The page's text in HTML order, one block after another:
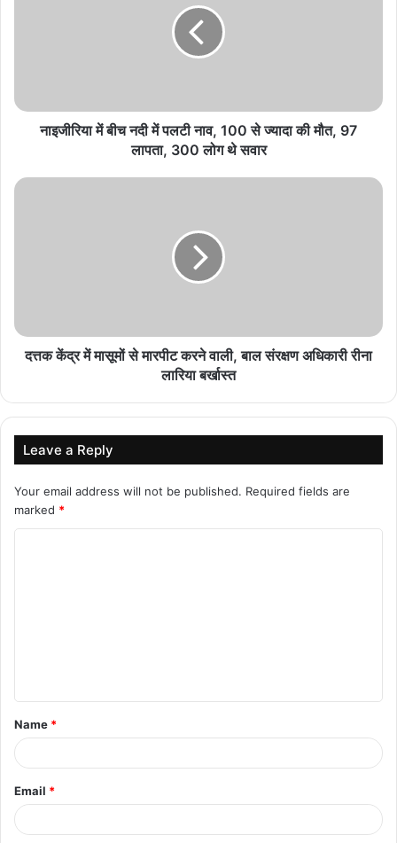
August 5, 2026
टक्कर
August 5, 2026
Fitness Queen शिल्पा शेट्टी का नया बैलेंस पोज वायरल,
फैंस से बोलीं- ‘क्या आप कर पाएंगे?’
नाइजीरिया में बीच नदी में पलटी नाव, 100 से ज्यादा की मौत, 97
लापता, 300 लोग थे सवार
दत्तक केंद्र में मासूमों से मारपीट करने वाली, बाल संरक्षण अधिकारी रीना
लारिया बर्खास्‍त
Leave a Reply
Your email address will not be published. Required fields are
marked *
t
*
Name *
Email *